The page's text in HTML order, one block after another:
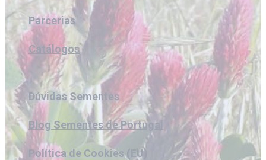
Parcerias
Catálogos
Dúvidas Sementes
Blog Sementes de Portugal
Política de Cookies (EU)